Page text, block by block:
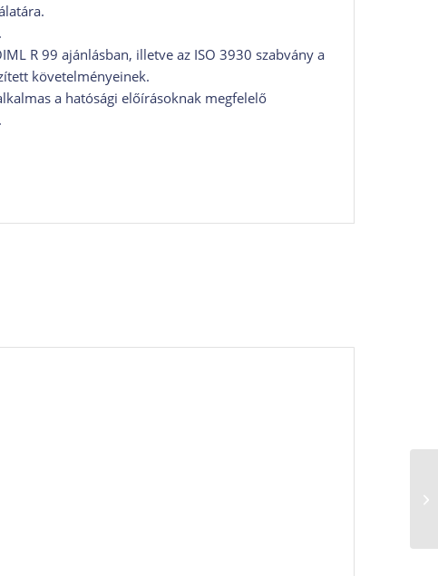
R 99 ajánlásban, illetve az ISO 3930 szabvány a
követelményeinek.
a hatósági előírásoknak megfelelő